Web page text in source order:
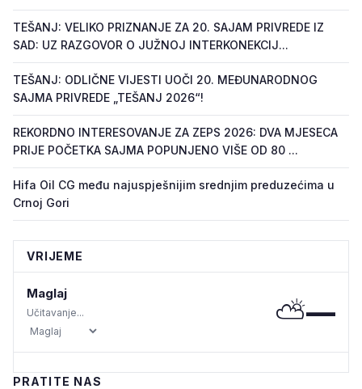
TEŠANJ: VELIKO PRIZNANJE ZA 20. SAJAM PRIVREDE IZ
SAD: UZ RAZGOVOR O JUŽNOJ INTERKONEKCIJ...
TEŠANJ: ODLIČNE VIJESTI UOČI 20. MEĐUNARODNOG
SAJMA PRIVREDE „TEŠANJ 2026“!
REKORDNO INTERESOVANJE ZA ZEPS 2026: DVA MJESECA
PRIJE POČETKA SAJMA POPUNJENO VIŠE OD 80 ...
Hifa Oil CG među najuspješnijim srednjim preduzećima u
Crnoj Gori
VRIJEME
Maglaj
Učitavanje... ⛅—
PRATITE NAS